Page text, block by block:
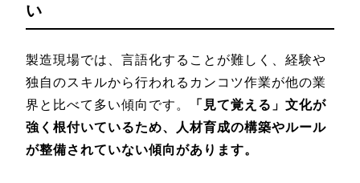
い
製造現場では、言語化することが難しく、経験や
独自のスキルから行われるカンコツ作業が他の業
界と比べて多い傾向です。
「見て覚える」文化が
強く根付いているため、人材育成の構築やルール
が整備されていない傾向があります。